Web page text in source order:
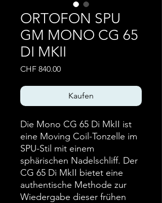
ORTOFON SPU
GM MONO CG 65
DI MKII
CHF 840.00Preis
Kaufen
Die Mono CG 65 Di MkII ist
eine Moving Coil-Tonzelle im
SPU-Stil mit einem
sphärischen Nadelschliff. Der
CG 65 Di MkII bietet eine
authentische Methode zur
Wiedergabe dieser frühen